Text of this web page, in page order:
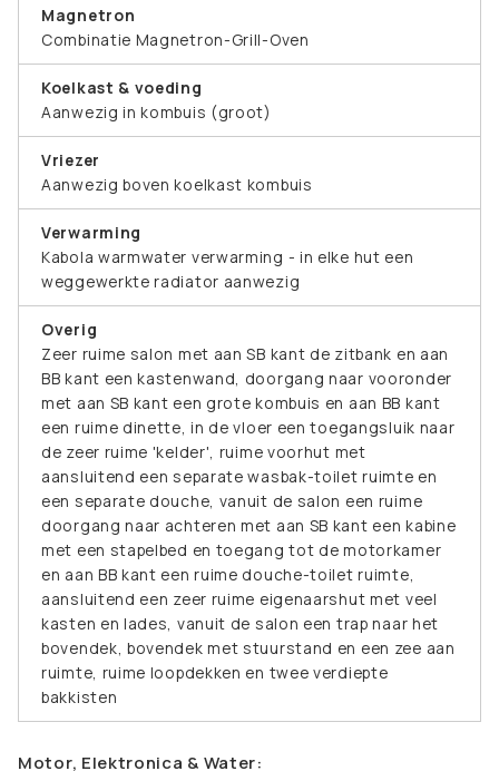
Magnetron
Combinatie Magnetron-Grill-Oven
Koelkast & voeding
Aanwezig in kombuis (groot)
Vriezer
Aanwezig boven koelkast kombuis
Verwarming
Kabola warmwater verwarming - in elke hut een
weggewerkte radiator aanwezig
Overig
Zeer ruime salon met aan SB kant de zitbank en aan
BB kant een kastenwand, doorgang naar vooronder
met aan SB kant een grote kombuis en aan BB kant
een ruime dinette, in de vloer een toegangsluik naar
de zeer ruime 'kelder', ruime voorhut met
aansluitend een separate wasbak-toilet ruimte en
een separate douche, vanuit de salon een ruime
doorgang naar achteren met aan SB kant een kabine
met een stapelbed en toegang tot de motorkamer
en aan BB kant een ruime douche-toilet ruimte,
aansluitend een zeer ruime eigenaarshut met veel
kasten en lades, vanuit de salon een trap naar het
bovendek, bovendek met stuurstand en een zee aan
ruimte, ruime loopdekken en twee verdiepte
bakkisten
Motor, Elektronica & Water: